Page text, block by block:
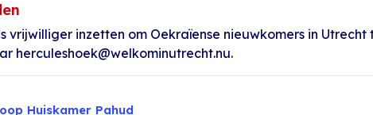
vrijwilliger inzetten om Oekraïense nieuwkomers in
herculeshoek@welkominutrecht.nu.
Huiskamer Pahud